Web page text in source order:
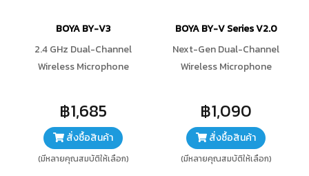
BOYA BY-V3
2.4 GHz Dual-Channel
Wireless Microphone
฿1,685
สั่งซื้อสินค้า
(มีหลายคุณสมบัติให้เลือก)
BOYA BY-V Series V2.0
Next-Gen Dual-Channel
Wireless Microphone
฿1,090
สั่งซื้อสินค้า
(มีหลายคุณสมบัติให้เลือก)